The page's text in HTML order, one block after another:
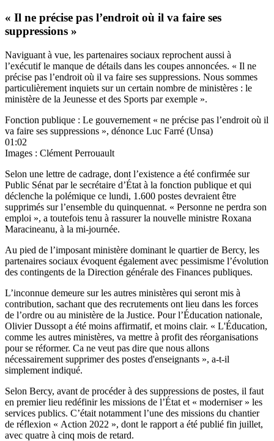
« Il ne précise pas l’endroit où il va faire ses
suppressions »
Naviguant à vue, les partenaires sociaux reprochent aussi à
l’exécutif le manque de détails dans les coupes annoncées. « Il ne
précise pas l’endroit où il va faire ses suppressions. Nous sommes
particulièrement inquiets sur un certain nombre de ministères : le
ministère de la Jeunesse et des Sports par exemple ».
Fonction publique : Le gouvernement « ne précise pas l’endroit où il
va faire ses suppressions », dénonce Luc Farré (Unsa)
01:02
Images : Clément Perrouault
Selon une lettre de cadrage, dont l’existence a été confirmée sur
Public Sénat par le secrétaire d’État à la fonction publique et qui
déclenche la polémique ce lundi, 1.600 postes devraient être
supprimés sur l’ensemble du quinquennat. « Personne ne perdra son
emploi », a toutefois tenu à rassurer la nouvelle ministre Roxana
Maracineanu, à la mi-journée.
Au pied de l’imposant ministère dominant le quartier de Bercy, les
partenaires sociaux évoquent également avec pessimisme l’évolution
des contingents de la Direction générale des Finances publiques.
L’inconnue demeure sur les autres ministères qui seront mis à
contribution, sachant que des recrutements ont lieu dans les forces
de l’ordre ou au ministère de la Justice. Pour l’Éducation nationale,
Olivier Dussopt a été moins affirmatif, et moins clair. « L'Éducation,
comme les autres ministères, va mettre à profit des réorganisations
pour se réformer. Ca ne veut pas dire que nous allons
nécessairement supprimer des postes d'enseignants », a-t-il
simplement indiqué.
Selon Bercy, avant de procéder à des suppressions de postes, il faut
en premier lieu redéfinir les missions de l’État et « moderniser » les
services publics. C’était notamment l’une des missions du chantier
de réflexion « Action 2022 », dont le rapport a été publié fin juillet,
avec quatre à cinq mois de retard.